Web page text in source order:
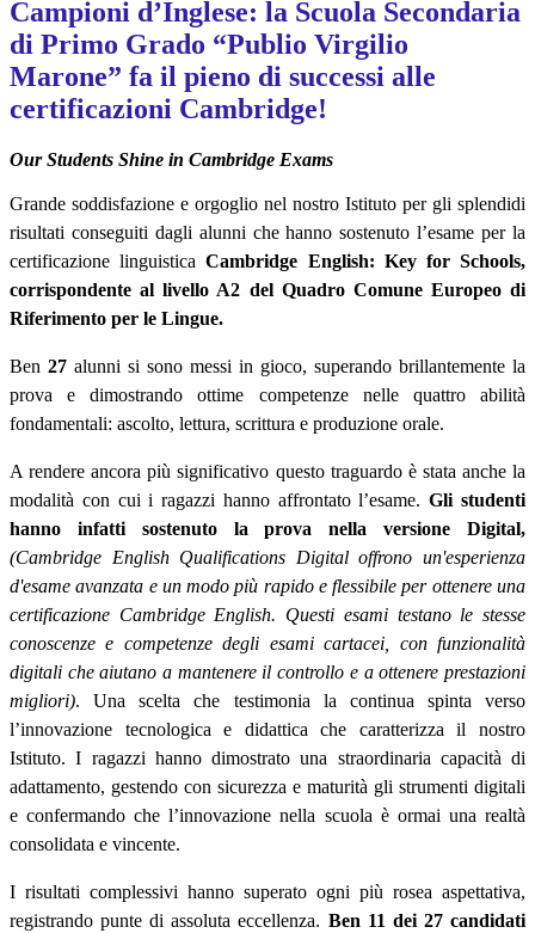
Campioni d’Inglese: la Scuola Secondaria
di Primo Grado “Publio Virgilio
Marone” fa il pieno di successi alle
certificazioni Cambridge!
Our Students Shine in Cambridge Exams
Grande soddisfazione e orgoglio nel nostro Istituto per gli splendidi
risultati conseguiti dagli alunni che hanno sostenuto l’esame per la
certificazione linguisticaCambridge English: Key for Schools,
corrispondente al livello A2 del Quadro Comune Europeo di
Riferimento per le Lingue.
Ben 27 alunni si sono messi in gioco, superando brillantemente la
prova e dimostrando ottime competenze nelle quattro abilità
fondamentali: ascolto, lettura, scrittura e produzione orale.
A rendere ancora più significativo questo traguardo è stata anche la
modalità con cui i ragazzi hanno affrontato l’esame.Gli studenti
hanno infatti sostenuto la prova nella versione Digital,
(Cambridge English Qualifications Digital offrono un'esperienza
d'esame avanzata e un modo più rapido e flessibile per ottenere una
certificazione Cambridge English. Questi esami testano le stesse
conoscenze e competenze degli esami cartacei, con funzionalità
digitali che aiutano a mantenere il controllo e a ottenere prestazioni
migliori). Una scelta che testimonia la continua spinta verso
l’innovazione tecnologica e didattica che caratterizza il nostro
Istituto. I ragazzi hanno dimostrato una straordinaria capacità di
adattamento, gestendo con sicurezza e maturità gli strumenti digitali
e confermando che l’innovazione nella scuola è ormai una realtà
consolidata e vincente.
I risultati complessivi hanno superato ogni più rosea aspettativa,
registrando punte di assoluta eccellenza. Ben 11 dei 27 candidati